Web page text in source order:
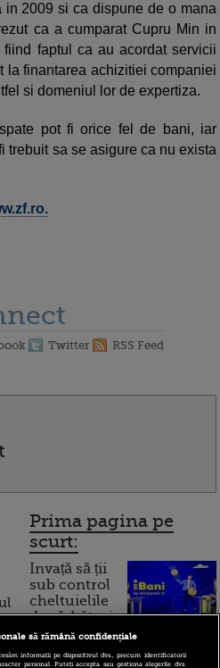
in 2009 si ca dispune de o mana
ca a cumparat Cupru Min in
faptul ca au acordat servicii
la finantarea achizitiei companiei
si domeniul lor de expertiza.
pot fi orice fel de bani, iar
trebuit sa se asigure ca nu exista
Twitter RSS Feed
Prima pagina pe
scurt:
Invață să ții
sub control
cheltuielile
de sărbători.
Cum
să rămână confidențiale
informații pe dispozitivul dvs., precum identificatorii
personal. Puteți accepta sau gestiona alegerile dvs.